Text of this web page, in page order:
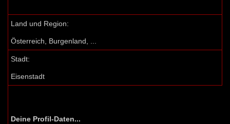
Land und Region:
Österreich, Burgenland, ...
Stadt:
Eisenstadt
Deine Profil-Daten...